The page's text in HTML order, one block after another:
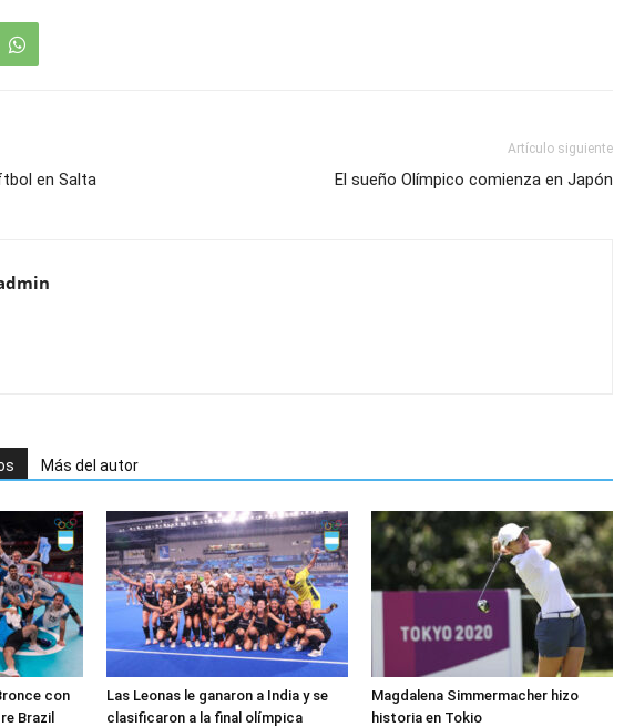
en Salta
Artículo siguiente
El sueño Olímpico comienza en Japón
Más del autor
con
Brazil
Las Leonas le ganaron a India y se
clasificaron a la final olímpica
Magdalena Simmermacher hizo
historia en Tokio